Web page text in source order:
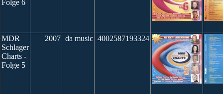
Folge 6
MDR
Schlager
Charts -
Folge 5
2007 da music 4002587193324